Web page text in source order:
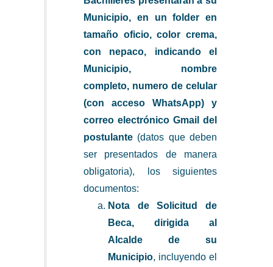
Municipio, en un folder en
tamaño oficio, color crema,
con nepaco, indicando el
Municipio, nombre
completo, numero de celular
(con acceso WhatsApp) y
correo electrónico Gmail del
postulante (datos que deben
ser presentados de manera
obligatoria), los siguientes
documentos:
Nota de Solicitud de
Beca, dirigida al
Alcalde de su
Municipio, incluyendo el